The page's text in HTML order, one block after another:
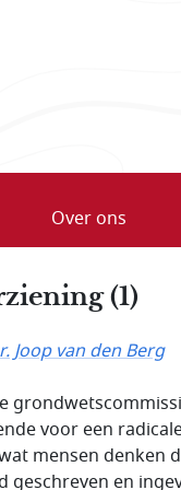
Over ons
(1)
Joop van den Berg
voor een
mensen denken
geschreven en